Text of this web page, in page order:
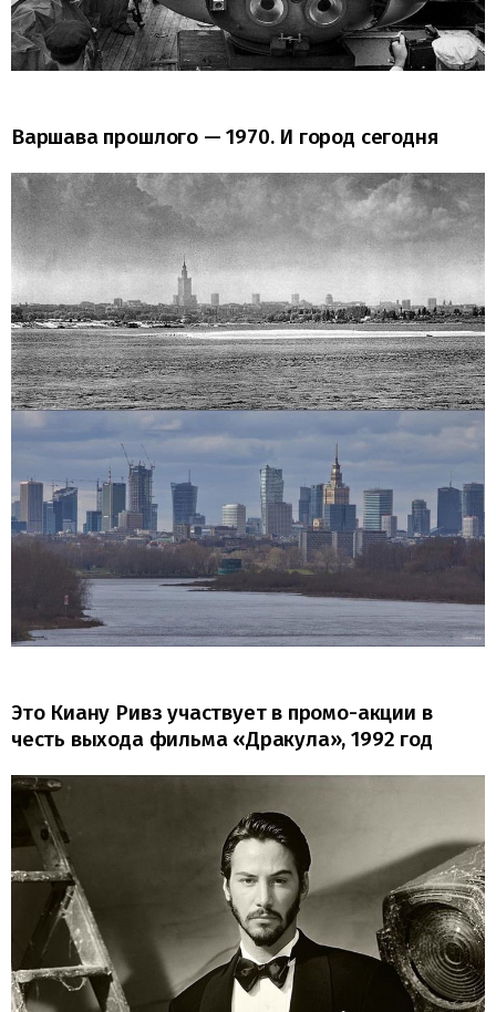
Варшава прошлого — 1970. И город сегодня
Это Киану Ривз участвует в промо-акции в
честь выхода фильма «Дракула», 1992 год